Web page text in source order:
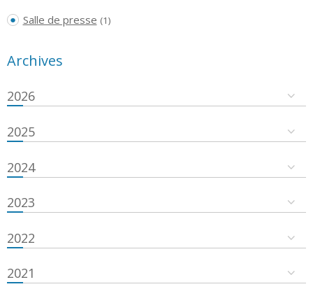
Salle de presse (1)
Archives
2026
2025
2024
2023
2022
2021